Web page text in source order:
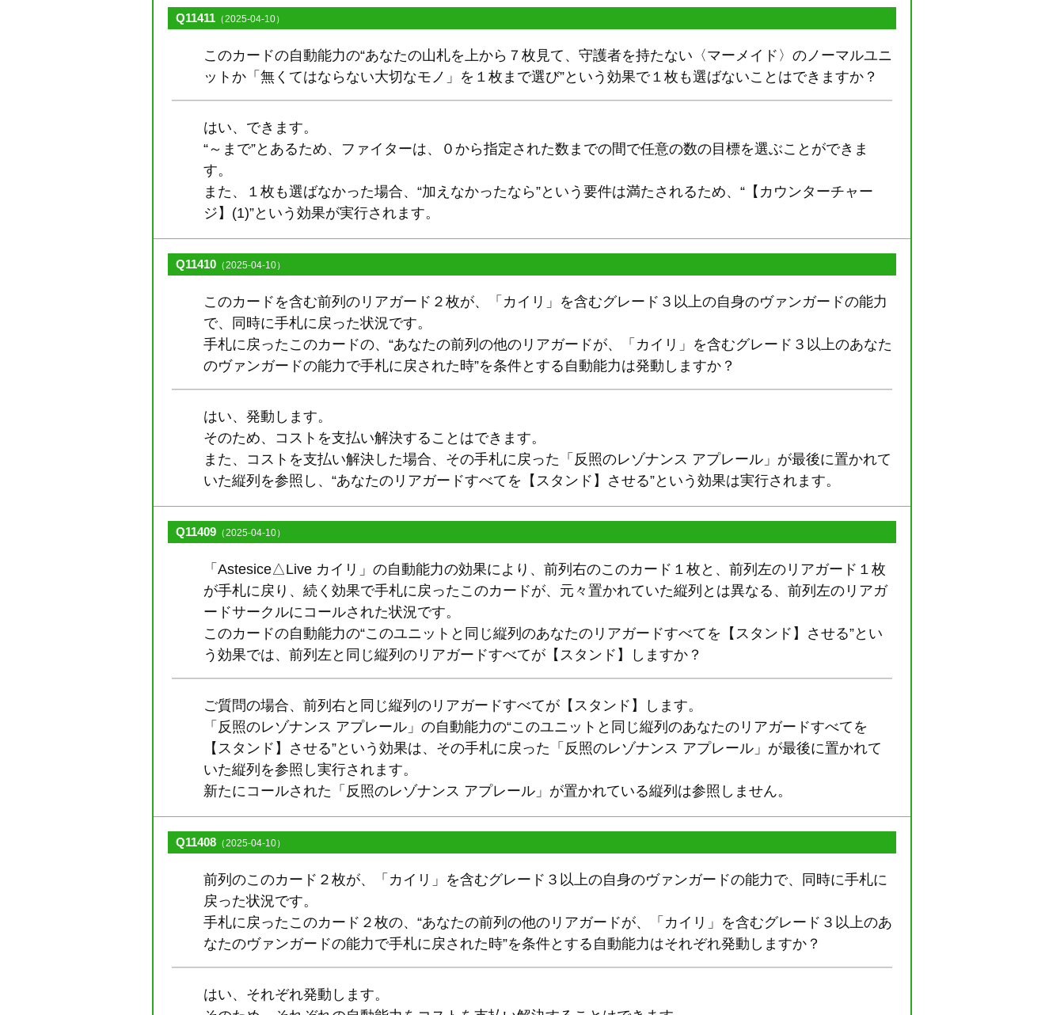
Q11411 （2025-04-10）
このカードの自動能力の“あなたの山札を上から７枚見て、守護者を持たない〈マーメイド〉のノーマルユニ
ットか「無くてはならない大切なモノ」を１枚まで選び”という効果で１枚も選ばないことはできますか？
はい、できます。
“～まで”とあるため、ファイターは、０から指定された数までの間で任意の数の目標を選ぶことができま
す。
また、１枚も選ばなかった場合、“加えなかったなら”という要件は満たされるため、“【カウンターチャー
ジ】(1)”という効果が実行されます。
Q11410 （2025-04-10）
このカードを含む前列のリアガード２枚が、「カイリ」を含むグレード３以上の自身のヴァンガードの能力
で、同時に手札に戻った状況です。
手札に戻ったこのカードの、“あなたの前列の他のリアガードが、「カイリ」を含むグレード３以上のあなた
のヴァンガードの能力で手札に戻された時”を条件とする自動能力は発動しますか？
はい、発動します。
そのため、コストを支払い解決することはできます。
また、コストを支払い解決した場合、その手札に戻った「反照のレゾナンス アプレール」が最後に置かれて
いた縦列を参照し、“あなたのリアガードすべてを【スタンド】させる”という効果は実行されます。
Q11409 （2025-04-10）
「Astesice△Live カイリ」の自動能力の効果により、前列右のこのカード１枚と、前列左のリアガード１枚
が手札に戻り、続く効果で手札に戻ったこのカードが、元々置かれていた縦列とは異なる、前列左のリアガ
ードサークルにコールされた状況です。
このカードの自動能力の“このユニットと同じ縦列のあなたのリアガードすべてを【スタンド】させる”とい
う効果では、前列左と同じ縦列のリアガードすべてが【スタンド】しますか？
ご質問の場合、前列右と同じ縦列のリアガードすべてが【スタンド】します。
「反照のレゾナンス アプレール」の自動能力の“このユニットと同じ縦列のあなたのリアガードすべてを
【スタンド】させる”という効果は、その手札に戻った「反照のレゾナンス アプレール」が最後に置かれて
いた縦列を参照し実行されます。
新たにコールされた「反照のレゾナンス アプレール」が置かれている縦列は参照しません。
Q11408 （2025-04-10）
前列のこのカード２枚が、「カイリ」を含むグレード３以上の自身のヴァンガードの能力で、同時に手札に
戻った状況です。
手札に戻ったこのカード２枚の、“あなたの前列の他のリアガードが、「カイリ」を含むグレード３以上のあ
なたのヴァンガードの能力で手札に戻された時”を条件とする自動能力はそれぞれ発動しますか？
はい、それぞれ発動します。